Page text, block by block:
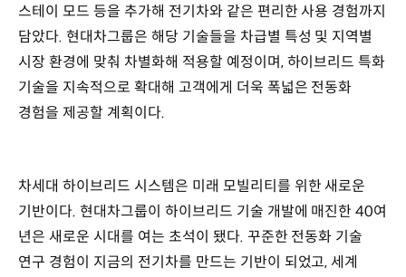
스테이 모드 등을 추가해 전기차와 같은 편리한 사용 경험까지
담았다. 현대차그룹은 해당 기술들을 차급별 특성 및 지역별
시장 환경에 맞춰 차별화해 적용할 예정이며, 하이브리드 특화
기술을 지속적으로 확대해 고객에게 더욱 폭넓은 전동화
경험을 제공할 계획이다.
차세대 하이브리드 시스템은 미래 모빌리티를 위한 새로운
기반이다. 현대차그룹이 하이브리드 기술 개발에 매진한 40여
년은 새로운 시대를 여는 초석이 됐다. 꾸준한 전동화 기술
연구 경험이 지금의 전기차를 만드는 기반이 되었고, 세계